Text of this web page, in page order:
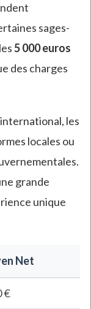
sages-
5 000 euros
des charges
les
locales ou
grande
unique
Net
€